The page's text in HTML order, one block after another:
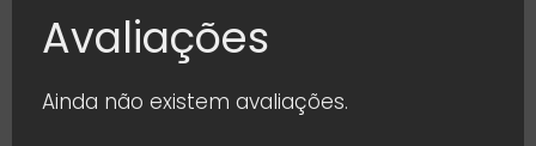
Avaliações
Ainda não existem avaliações.